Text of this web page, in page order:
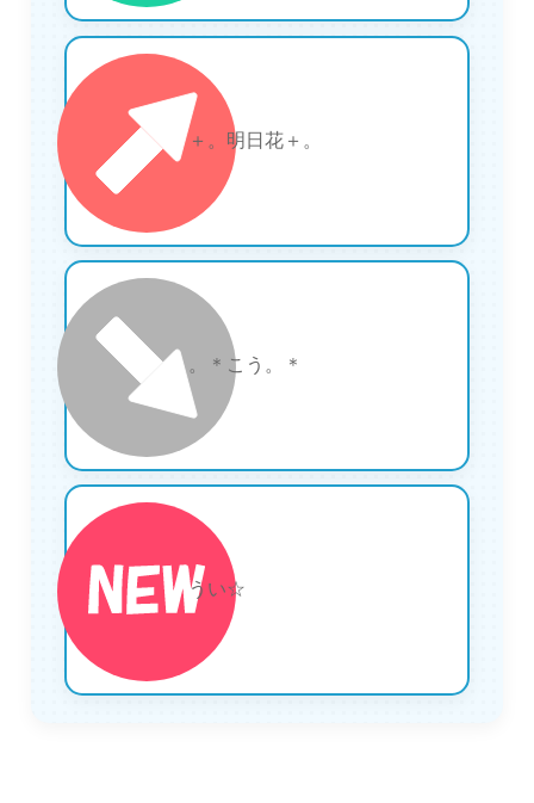
28 ＋。明日花＋。
29 。＊こう。＊
30 うい☆